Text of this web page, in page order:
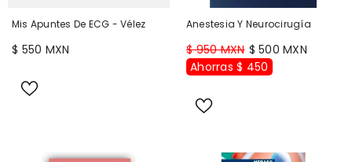
Mis Apuntes De ECG - Vélez
$ 550 MXN
Anestesia Y Neurocirugía
$ 950 MXN $ 500 MXN
Ahorras $ 450